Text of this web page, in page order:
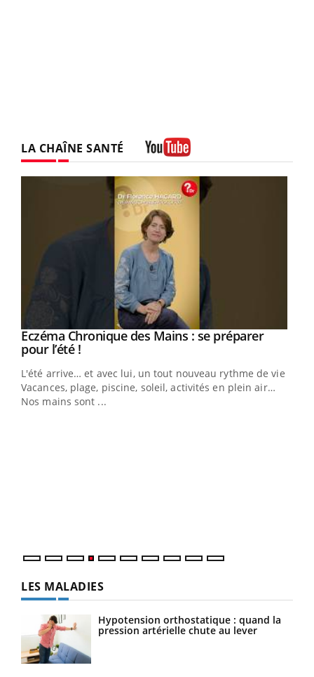
LA CHAÎNE SANTÉ
Youtube
Eczéma Chronique des Mains : se préparer
pour l’été !Youtube
L'été arrive… et avec lui, un tout nouveau rythme de vie !
Vacances, plage, piscine, soleil, activités en plein air…
Nos mains sont ...
LES MALADIES
Hypotension orthostatique : quand la
pression artérielle chute au lever